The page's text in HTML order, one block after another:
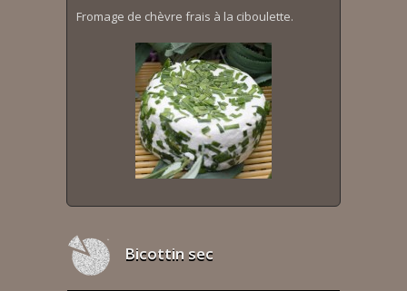
Fromage de chèvre frais à la ciboulette.
Bicottin sec